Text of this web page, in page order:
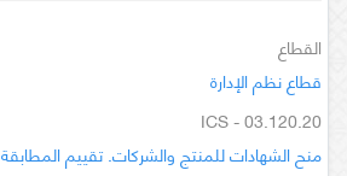
القطاع
قطاع نظم الإدارة
ICS - 03.120.20
منح الشهادات للمنتج والشركات. تقييم المطابقة